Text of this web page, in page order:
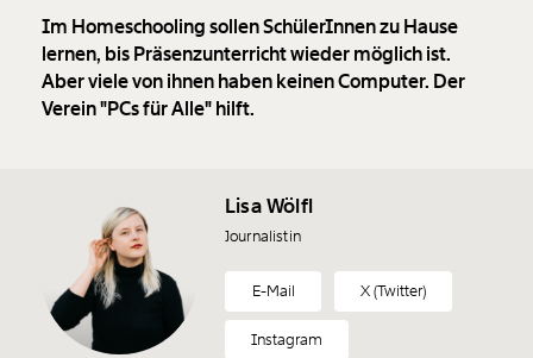
Im Homeschooling sollen SchülerInnen zu Hause
lernen, bis Präsenzunterricht wieder möglich ist.
Aber viele von ihnen haben keinen Computer. Der
Verein "PCs für Alle" hilft.
Lisa Wölfl
Journalistin
E-Mail X (Twitter)
Instagram